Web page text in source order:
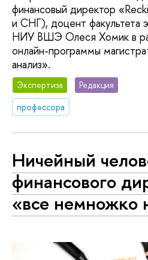
финансовый директор
и СНГ), доцент факультета
НИУ ВШЭ Олеся Хомик в
онлайн-программы
анализ».
Экспертиза
Редакция
профессора
Ничейный
финансового
«все немножко